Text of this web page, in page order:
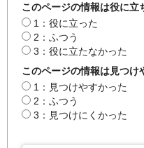
このページの情報は役に立
1：役に立った
2：ふつう
3：役に立たなかった
このページの情報は見つけ
1：見つけやすかった
2：ふつう
3：見つけにくかった